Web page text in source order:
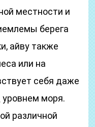
местности и
берега
айву также
или на
себя даже
моря.
различной